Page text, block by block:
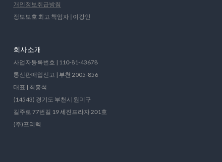
개인정보취급방침
정보보호 최고 책임자 | 이강인
회사소개
사업자등록번호 | 110-81-43678
통신판매업신고 | 부천 2005-856
대표 | 최홍석
(14543) 경기도 부천시 원미구
길주로 77번길 19 세진프라자 201호
(주)프리렉